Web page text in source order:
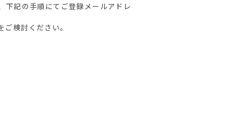
下記の手順にてご登録メールアドレ
検討ください。